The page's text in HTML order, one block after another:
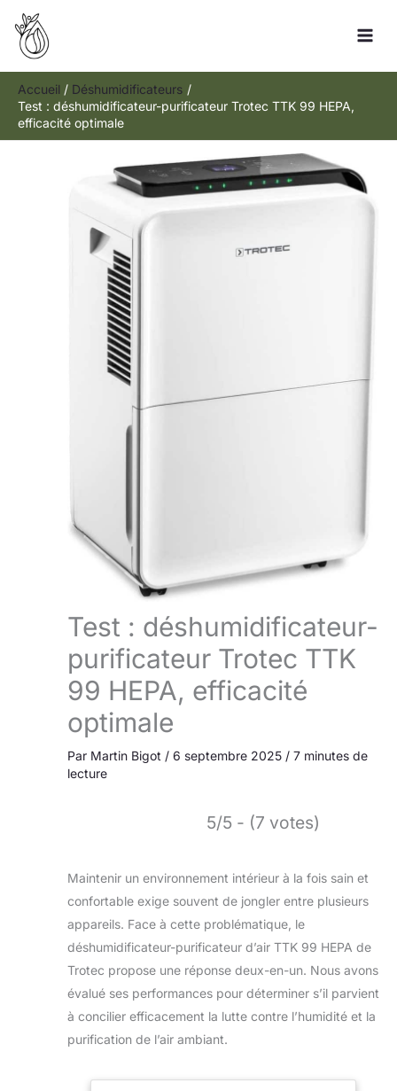
Aller
contenu
Accueil
Déshumidificateurs
Test : déshumidificateur-purificateur Trotec TTK 99 HEPA,
efficacité optimale
Test : déshumidificateur-
purificateur Trotec TTK
99 HEPA, efficacité
optimale
Par Martin Bigot / 6 septembre 2025 / 7 minutes de
lecture
5/5 - (7 votes)
Maintenir un environnement intérieur à la fois sain et
confortable exige souvent de jongler entre plusieurs
appareils. Face à cette problématique, le
déshumidificateur-purificateur d’air TTK 99 HEPA de
Trotec propose une réponse deux-en-un. Nous avons
évalué ses performances pour déterminer s’il parvient
à concilier efficacement la lutte contre l’humidité et la
purification de l’air ambiant.
R
e
h
e